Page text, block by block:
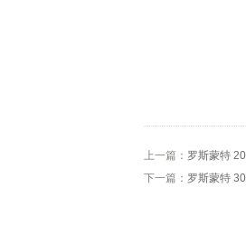
上一篇： 罗斯蒙特
下一篇： 罗斯蒙特